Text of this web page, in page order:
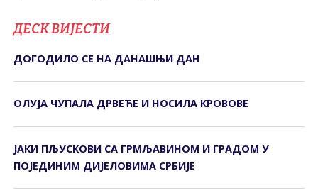
ДЕСК ВИЈЕСТИ
ДОГОДИЛО СЕ НА ДАНАШЊИ ДАН
ОЛУЈА ЧУПАЛА ДРВЕЋЕ И НОСИЛА КРОВОВЕ
ЈАКИ ПЉУСКОВИ СА ГРМЉАВИНОМ И ГРАДОМ У
ПОЈЕДИНИМ ДИЈЕЛОВИМА СРБИЈЕ